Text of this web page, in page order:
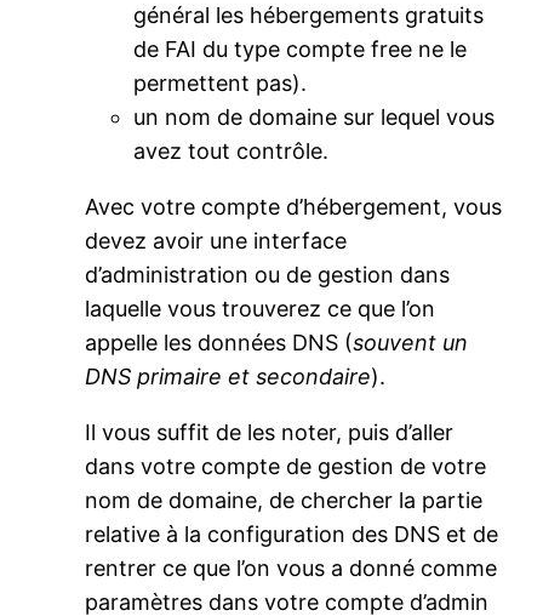
général les hébergements gratuits
de FAI du type compte free ne le
permettent pas).
un nom de domaine sur lequel vous
avez tout contrôle.
Avec votre compte d’hébergement, vous
devez avoir une interface
d’administration ou de gestion dans
laquelle vous trouverez ce que l’on
appelle les données DNS (souvent un
DNS primaire et secondaire).
Il vous suffit de les noter, puis d’aller
dans votre compte de gestion de votre
nom de domaine, de chercher la partie
relative à la configuration des DNS et de
rentrer ce que l’on vous a donné comme
paramètres dans votre compte d’admin